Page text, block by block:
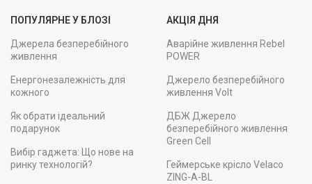
ПОПУЛЯРНЕ У БЛОЗІ
Джерела безперебійного
живлення
Енергонезалежність для
кожного
Як обрати ідеальний
подарунок
Вибір гаджета: Що нове на
ринку технологій?
АКЦІЯ ДНЯ
Аварійне живлення Rebel
POWER
Джерело безперебійного
живлення Volt
ДБЖ Джерело
безперебійного живлення
Green Cell
Геймерське крісло Velaco
ZING-A-BL